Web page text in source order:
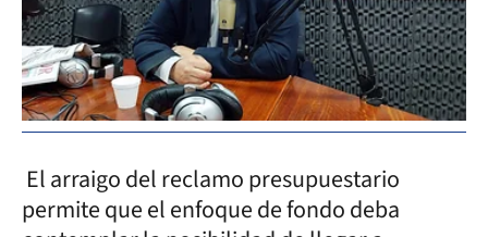
El arraigo del reclamo presupuestario
permite que el enfoque de fondo deba